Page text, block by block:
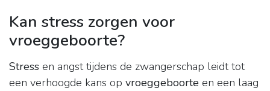
Kan stress zorgen voor
vroeggeboorte?
Stress en angst tijdens de zwangerschap leidt tot
een verhoogde kans op vroeggeboorte en een laag